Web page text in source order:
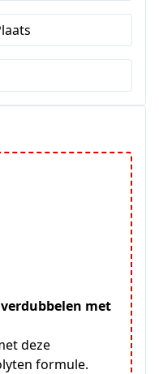
met
deze
formule.